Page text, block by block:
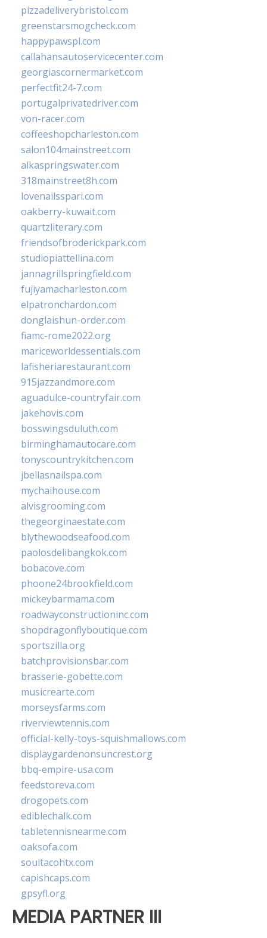
pizzadeliverybristol.com
greenstarsmogcheck.com
happypawspl.com
callahansautoservicecenter.com
georgiascornermarket.com
perfectfit24-7.com
portugalprivatedriver.com
von-racer.com
coffeeshopcharleston.com
salon104mainstreet.com
alkaspringswater.com
318mainstreet8h.com
lovenailsspari.com
oakberry-kuwait.com
quartzliterary.com
friendsofbroderickpark.com
studiopiattellina.com
jannagrillspringfield.com
fujiyamacharleston.com
elpatronchardon.com
donglaishun-order.com
fiamc-rome2022.org
mariceworldessentials.com
lafisheriarestaurant.com
915jazzandmore.com
aguadulce-countryfair.com
jakehovis.com
bosswingsduluth.com
birminghamautocare.com
tonyscountrykitchen.com
jbellasnailspa.com
mychaihouse.com
alvisgrooming.com
thegeorginaestate.com
blythewoodseafood.com
paolosdelibangkok.com
bobacove.com
phoone24brookfield.com
mickeybarmama.com
roadwayconstructioninc.com
shopdragonflyboutique.com
sportszilla.org
batchprovisionsbar.com
brasserie-gobette.com
musicrearte.com
morseysfarms.com
riverviewtennis.com
official-kelly-toys-squishmallows.com
displaygardenonsuncrest.org
bbq-empire-usa.com
feedstoreva.com
drogopets.com
ediblechalk.com
tabletennisnearme.com
oaksofa.com
soultacohtx.com
capishcaps.com
gpsyfl.org
MEDIA PARTNER III